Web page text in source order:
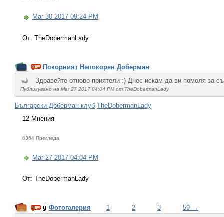
Mar 30 2017 09:24 PM
От: TheDobermanLady
Покорният Непокорен Доберман
Здравейте отново приятели :) Днес искам да ви помоля за
Публикувано на Mar 27 2017 04:04 PM от TheDobermanLady
Български Доберман клуб TheDobermanLady
12 Мнения
6364 Прегледа
Mar 27 2017 04:04 PM
От: TheDobermanLady
Фотогалерия 1 2 3
59 →